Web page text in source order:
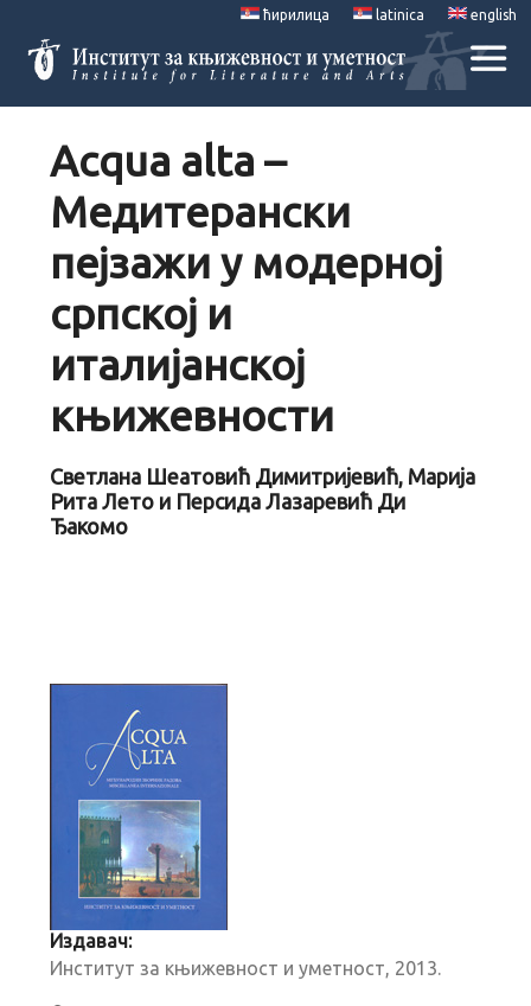
ћирилица latinica english
Acqua alta –
Медитерански
пејзажи у модерној
српској и
италијанској
књижевности
Светлана Шеатовић Димитријевић, Марија
Рита Лето и Персида Лазаревић Ди
Ђакомо
Издавач:
Институт за књижевност и уметност, 2013.